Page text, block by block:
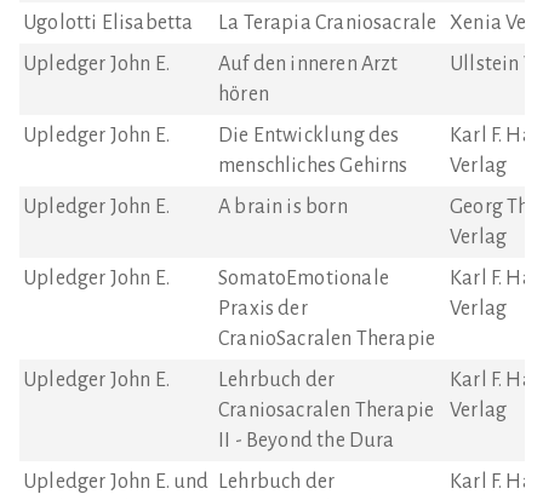
Ugolotti Elisabetta La Terapia Craniosacrale
Xenia
Upledger John E.
Auf den inneren Arzt
hören
Ullstein
Upledger John E.
Die Entwicklung des
menschliches Gehirns
Karl F.
Verlag
Upledger John E.
A brain is born
Georg
Verlag
Upledger John E.
SomatoEmotionale
Praxis der
CranioSacralen Therapie
Karl F.
Verlag
Upledger John E.
Lehrbuch der
Craniosacralen Therapie
II - Beyond the Dura
Karl F.
Verlag
Upledger John E. und
Lehrbuch der
Karl F.